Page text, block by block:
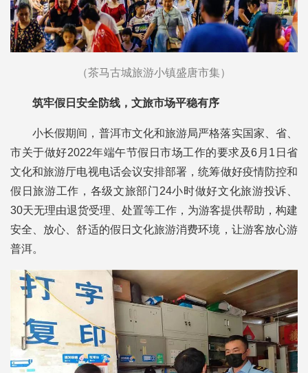
（茶马古城旅游小镇盛唐市集）
筑牢假日安全防线，文旅市场平稳有序
小长假期间，普洱市文化和旅游局严格落实国家、省、
市关于做好2022年端午节假日市场工作的要求及6月1日省
文化和旅游厅电视电话会议安排部署，统筹做好疫情防控和
假日旅游工作，各级文旅部门24小时做好文化旅游投诉、
30天无理由退货受理、处置等工作，为游客提供帮助，构建
安全、放心、舒适的假日文化旅游消费环境，让游客放心游
普洱。